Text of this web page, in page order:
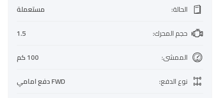
الحالة:
مستعملة
حجم المحرك:
1.5
الممشى:
100 كم
نوع الدفع:
FWD دفع امامي